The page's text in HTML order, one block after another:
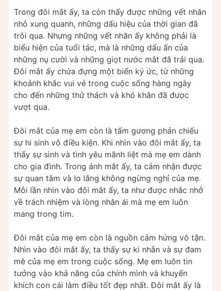
Trong đôi mắt ấy, ta còn thấy được những vết nhăn
nhỏ xung quanh, những dấu hiệu của thời gian đã
trôi qua. Nhưng những vết nhăn ấy không phải là
biểu hiện của tuổi tác, mà là những dấu ấn của
những nụ cười và những giọt nước mắt đã trải qua.
Đôi mắt ấy chứa đựng một biển ký ức, từ những
khoảnh khắc vui vẻ trong cuộc sống hàng ngày
cho đến những thử thách và khó khăn đã được
vượt qua.
Đôi mắt của mẹ em còn là tấm gương phản chiếu
sự hi sinh vô điều kiện. Khi nhìn vào đôi mắt ấy, ta
thấy sự sinh và tình yêu mãnh liệt mà mẹ em dành
cho gia đình. Trong ánh mắt ấy, ta cảm nhận được
sự quan tâm và lo lắng không ngừng nghỉ của mẹ.
Mỗi lần nhìn vào đôi mắt ấy, ta như được nhắc nhở
về trách nhiệm và lòng nhân ái mà mẹ em luôn
mang trong tim.
Đôi mắt của mẹ em còn là nguồn cảm hứng vô tận.
Nhìn vào đôi mắt ấy, ta thấy sự ki nhẫn và sự đam
mê của mẹ em trong cuộc sống. Mẹ em luôn tin
tưởng vào khả năng của chính mình và khuyến
khích con cái làm điều tốt đẹp nhất. Đôi mắt ấy là